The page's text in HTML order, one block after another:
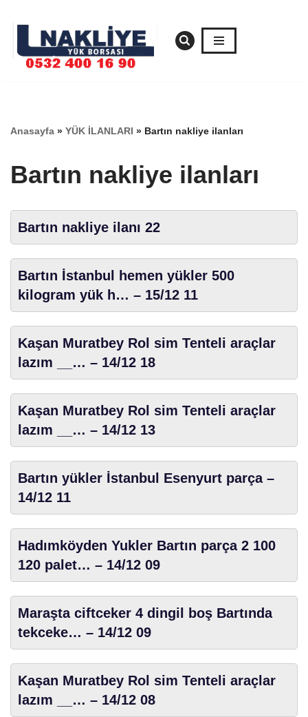
geç
Anasayfa » YÜK İLANLARI » Bartın nakliye ilanları
Bartın nakliye ilanları
Bartın nakliye ilanı 22
Bartın İstanbul hemen yükler 500
kilogram yük h… – 15/12 11
Kaşan Muratbey Rol sim Tenteli araçlar
lazım __… – 14/12 18
Kaşan Muratbey Rol sim Tenteli araçlar
lazım __… – 14/12 13
Bartın yükler İstanbul Esenyurt parça –
14/12 11
Hadımköyden Yukler Bartın parça 2 100
120 palet… – 14/12 09
Maraşta ciftceker 4 dingil boş Bartında
tekceke… – 14/12 09
Kaşan Muratbey Rol sim Tenteli araçlar
lazım __… – 14/12 08